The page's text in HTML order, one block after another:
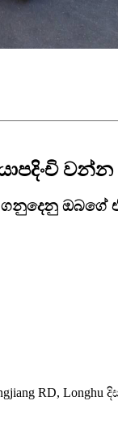
වන්න
ඔබගේ
RD, Longhu